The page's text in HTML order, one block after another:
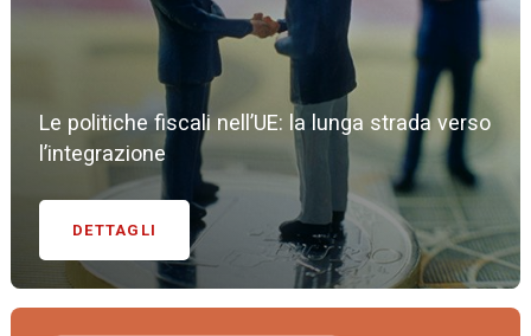
Le politiche fiscali nell’UE: la lunga strada verso
l’integrazione
DETTAGLI